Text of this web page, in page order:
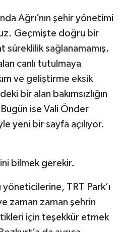
Ağrı’nın şehir yönetimi
Geçmişte doğru bir
süreklilik sağlanamamış.
canlı tutulmaya
ve geliştirme eksik
bir alan bakımsızlığın
ise Vali Önder
yeni bir sayfa açılıyor.
bilmek gerekir.
TRT Park’ı
zaman zaman şehrin
için teşekkür etmek